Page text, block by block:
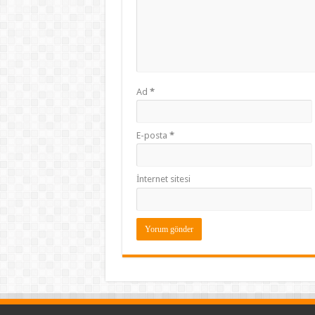
Ad *
E-posta *
İnternet sitesi